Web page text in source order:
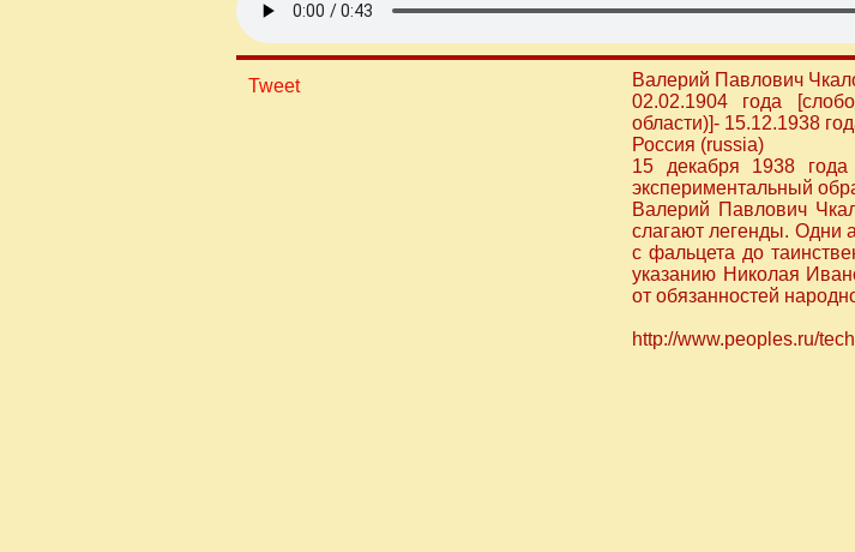
Tweet
Валерий Павлович
02.02.1904 года
области)]- 15.12.1938
Россия (russia)
15 декабря 1938
экспериментальный
Валерий Павлович
слагают легенды. Одни
с фальцета до
указанию Николая
от обязанностей
http://www.peoples.ru/